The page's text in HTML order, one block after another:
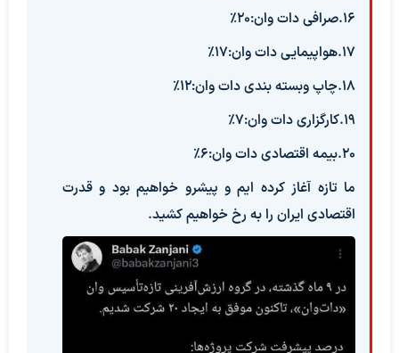
16.صرافی دات وان:20%
17.هواپیمایی دات وان:17%
18.چاپ وبسته بندی دات وان:12%
19.کارگزاری دات وان:7%
20.بیمه اقتصادی دات وان:6%
ما تازه آغاز کرده ایم و پیشرو خواهیم بود و قدرت
اقتصادی ایران را به رخ خواهیم کشید.